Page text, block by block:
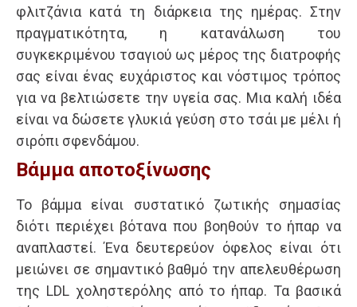
φλιτζάνια κατά τη διάρκεια της ημέρας. Στην
πραγματικότητα, η κατανάλωση του
συγκεκριμένου τσαγιού ως μέρος της διατροφής
σας είναι ένας ευχάριστος και νόστιμος τρόπος
για να βελτιώσετε την υγεία σας. Μια καλή ιδέα
είναι να δώσετε γλυκιά γεύση στο τσάι με μέλι ή
σιρόπι σφενδάμου.
Βάμμα αποτοξίνωσης
Το βάμμα είναι συστατικό ζωτικής σημασίας
διότι περιέχει βότανα που βοηθούν το ήπαρ να
αναπλαστεί. Ένα δευτερεύον όφελος είναι ότι
μειώνει σε σημαντικό βαθμό την απελευθέρωση
της LDL χοληστερόλης από το ήπαρ. Τα βασικά